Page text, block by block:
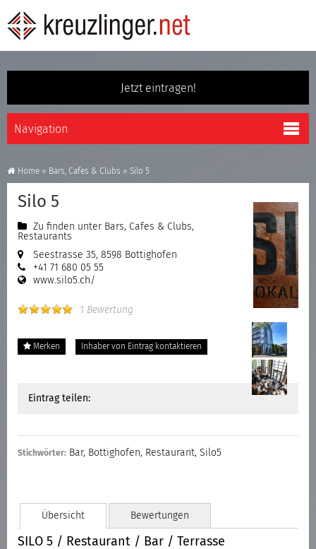
Jetzt eintragen!
Home » Bars, Cafes & Clubs » Silo 5
Silo 5
Zu finden unter Bars, Cafes & Clubs,
Restaurants
Seestrasse 35, 8598 Bottighofen
+41 71 680 05 55
www.silo5.ch/
1 Bewertung
Merken Inhaber von Eintrag kontaktieren
Eintrag teilen:
Stichwörter: Bar, Bottighofen, Restaurant, Silo5
Übersicht Bewertungen
SILO 5 / Restaurant / Bar / Terrasse